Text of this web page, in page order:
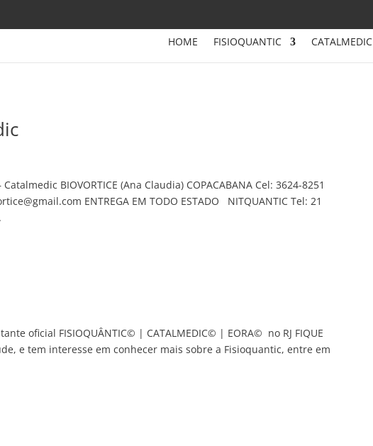
HOME FISIOQUANTIC CATALMEDIC
BIOVORTICE (Ana Claudia) COPACABANA Cel: 3624-8251
ENTREGA EM TODO ESTADO NITQUANTIC Tel: 21
oficial FISIOQUÂNTIC© | CATALMEDIC© | EORA© no RJ FIQUE
e tem interesse em conhecer mais sobre a Fisioquantic, entre em